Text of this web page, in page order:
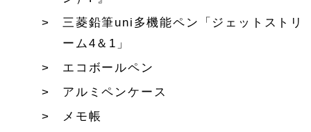
三菱鉛筆uni多機能ペン「ジェットストリ
ーム4＆1」
エコボールペン
アルミペンケース
メモ帳